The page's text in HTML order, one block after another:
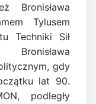
Bronisława
Tylusem
Techniki Sił
gdy
lat 90.
podległy